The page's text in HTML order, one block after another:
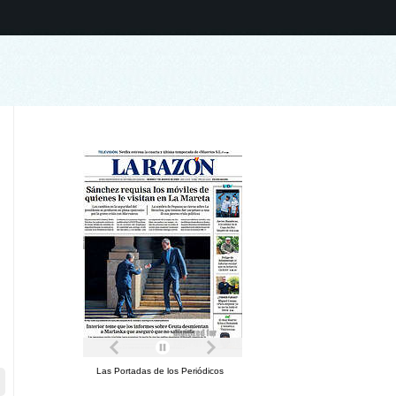
Las Portadas de los Periódicos